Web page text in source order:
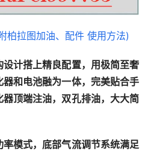
设计搭上精良配置，用极简至奢
器和电池融为一体，完美贴合手
器顶端注油，双孔排油，大大简
模式，底部气流调节系统满足